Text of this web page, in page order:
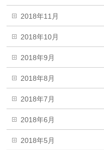
2018年11月
2018年10月
2018年9月
2018年8月
2018年7月
2018年6月
2018年5月